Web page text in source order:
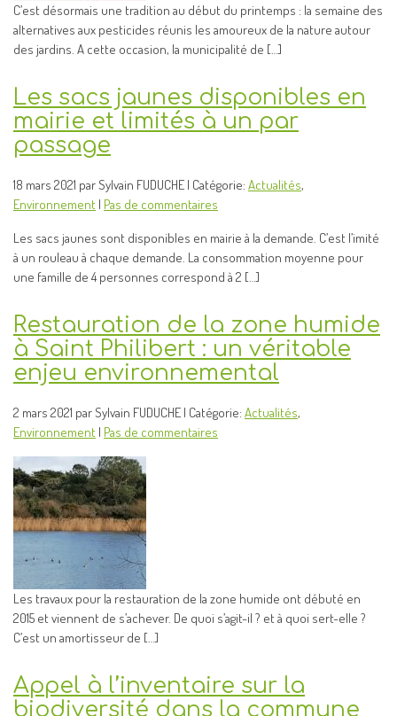
C’est désormais une tradition au début du printemps : la semaine des
alternatives aux pesticides réunis les amoureux de la nature autour
des jardins. A cette occasion, la municipalité de […]
Les sacs jaunes disponibles en
mairie et limités à un par
passage
18 mars 2021 par Sylvain FUDUCHE | Catégorie: Actualités,
Environnement | Pas de commentaires
Les sacs jaunes sont disponibles en mairie à la demande. C’est l’imité
à un rouleau à chaque demande. La consommation moyenne pour
une famille de 4 personnes correspond à 2 […]
Restauration de la zone humide
à Saint Philibert : un véritable
enjeu environnemental
2 mars 2021 par Sylvain FUDUCHE | Catégorie: Actualités,
Environnement | Pas de commentaires
Les travaux pour la restauration de la zone humide ont débuté en
2015 et viennent de s’achever. De quoi s’agit-il ? et à quoi sert-elle ?
C’est un amortisseur de […]
Appel à l’inventaire sur la
biodiversité dans la commune